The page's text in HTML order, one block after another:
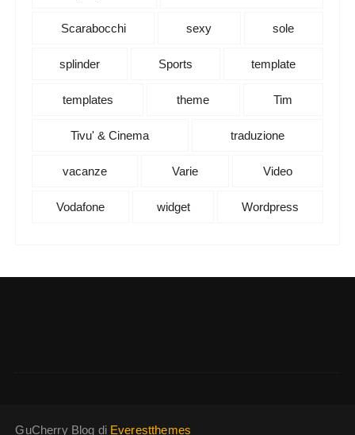
Scarabocchi sexy sole
splinder Sports template
templates theme Tim
Tivu' & Cinema traduzione
vacanze Varie Video
Vodafone widget Wordpress
GuCherry Blog di Everestthemes